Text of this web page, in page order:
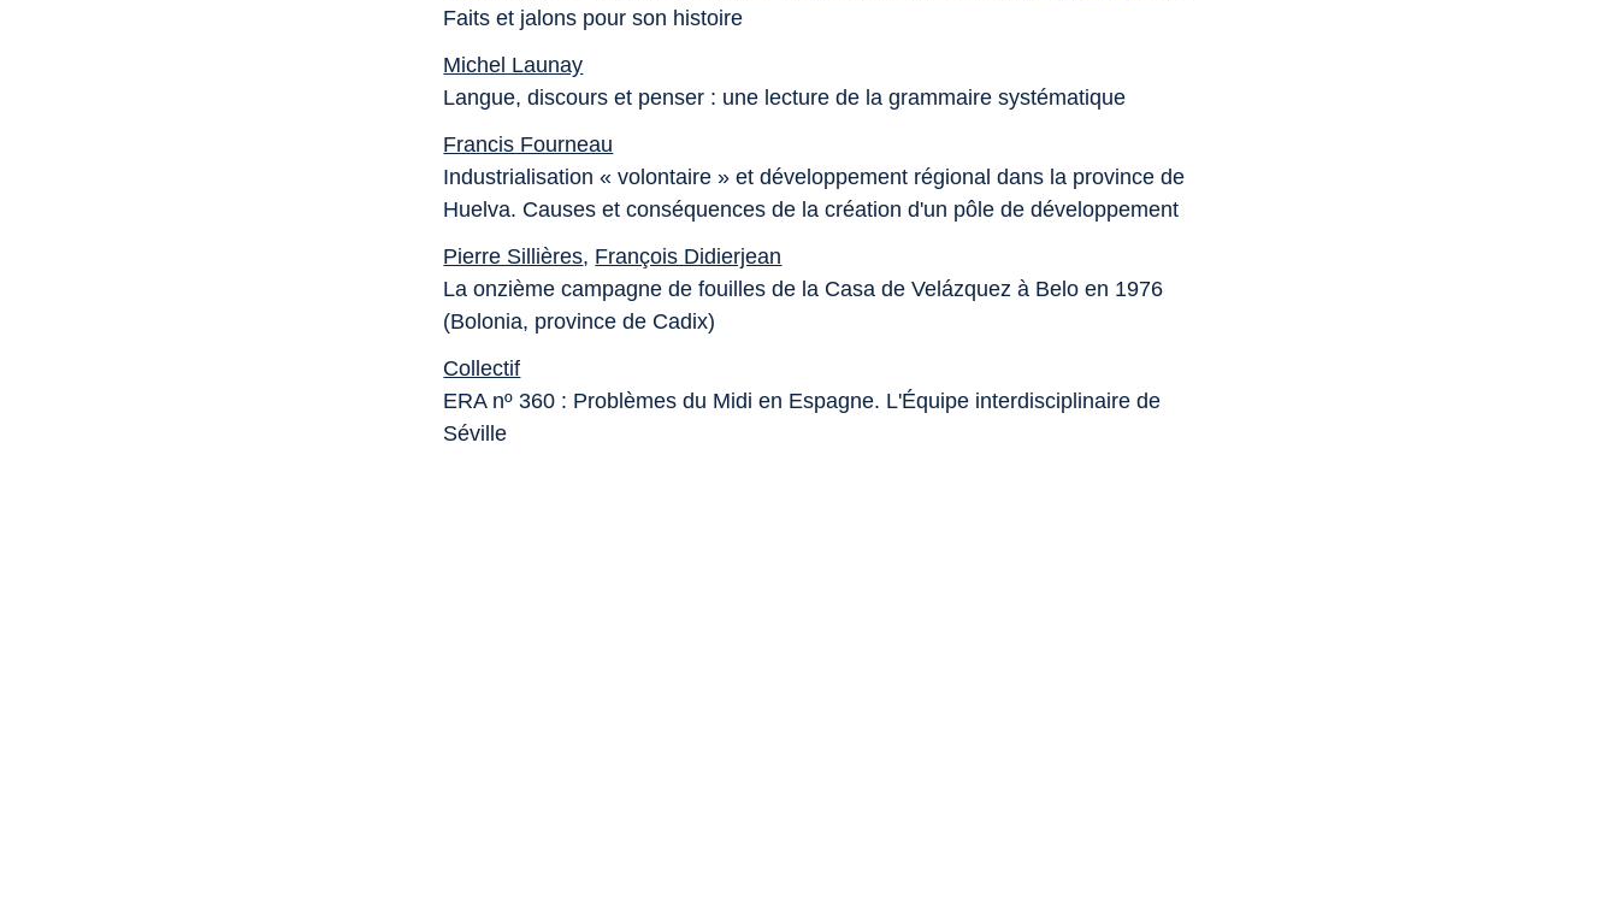
Faits et jalons pour son histoire
Michel Launay
Langue, discours et penser : une lecture de la grammaire systématique
Francis Fourneau
Industrialisation « volontaire » et développement régional dans la province de
Huelva. Causes et conséquences de la création d'un pôle de développement
Pierre Sillières, François Didierjean
La onzième campagne de fouilles de la Casa de Velázquez à Belo en 1976
(Bolonia, province de Cadix)
Collectif
ERA nº 360 : Problèmes du Midi en Espagne. L'Équipe interdisciplinaire de
Séville